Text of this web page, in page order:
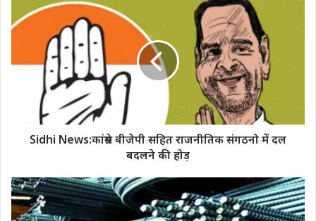
Sidhi News:कांग्रेस बीजेपी सहित राजनीतिक संगठनो में दल
बदलने की होड़